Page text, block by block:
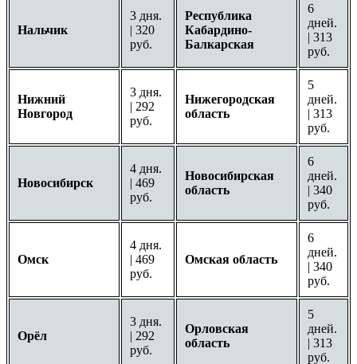
Нальчик
3 дня.
| 320
руб.
Республика
Кабардино-
Балкарская
6
дней.
| 313
руб.
Нижний
Новгород
3 дня.
| 292
руб.
Нижегородская
область
5
дней.
| 313
руб.
Новосибирск
4 дня.
| 469
руб.
Новосибирская
область
6
дней.
| 340
руб.
Омск
4 дня.
| 469
руб.
Омская область
6
дней.
| 340
руб.
Орёл
3 дня.
| 292
руб.
Орловская
область
5
дней.
| 313
руб.